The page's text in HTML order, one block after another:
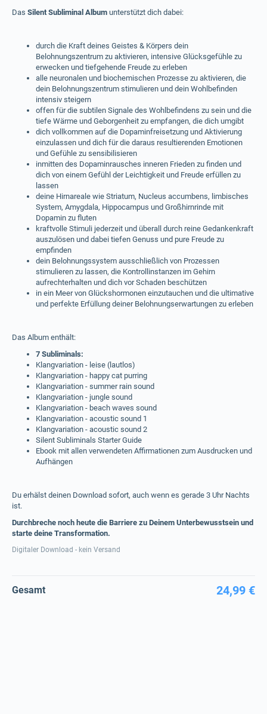
Das Silent Subliminal Album unterstützt dich dabei:
durch die Kraft deines Geistes & Körpers dein
Belohnungszentrum zu aktivieren, intensive Glücksgefühle zu
erwecken und tiefgehende Freude zu erleben
alle neuronalen und biochemischen Prozesse zu aktivieren, die
dein Belohnungszentrum stimulieren und dein Wohlbefinden
intensiv steigern
offen für die subtilen Signale des Wohlbefindens zu sein und die
tiefe Wärme und Geborgenheit zu empfangen, die dich umgibt
dich vollkommen auf die Dopaminfreisetzung und Aktivierung
einzulassen und dich für die daraus resultierenden Emotionen
und Gefühle zu sensibilisieren
inmitten des Dopaminrausches inneren Frieden zu finden und
dich von einem Gefühl der Leichtigkeit und Freude erfüllen zu
lassen
deine Hirnareale wie Striatum, Nucleus accumbens, limbisches
System, Amygdala, Hippocampus und Großhirnrinde mit
Dopamin zu fluten
kraftvolle Stimuli jederzeit und überall durch reine Gedankenkraft
auszulösen und dabei tiefen Genuss und pure Freude zu
empfinden
dein Belohnungssystem ausschließlich von Prozessen
stimulieren zu lassen, die Kontrollinstanzen im Gehirn
aufrechterhalten und dich vor Schaden beschützen
in ein Meer von Glückshormonen einzutauchen und die ultimative
und perfekte Erfüllung deiner Belohnungserwartungen zu erleben
Das Album enthält:
7 Subliminals:
Klangvariation - leise (lautlos)
Klangvariation - happy cat purring
Klangvariation - summer rain sound
Klangvariation - jungle sound
Klangvariation - beach waves sound
Klangvariation - acoustic sound 1
Klangvariation - acoustic sound 2
Silent Subliminals Starter Guide
Ebook mit allen verwendeten Affirmationen zum Ausdrucken und
Aufhängen
Du erhälst deinen Download sofort, auch wenn es gerade 3 Uhr Nachts
ist.
Durchbreche noch heute die Barriere zu Deinem Unterbewusstsein und
starte deine Transformation.
Digitaler Download - kein Versand
Gesamt 24,99 €